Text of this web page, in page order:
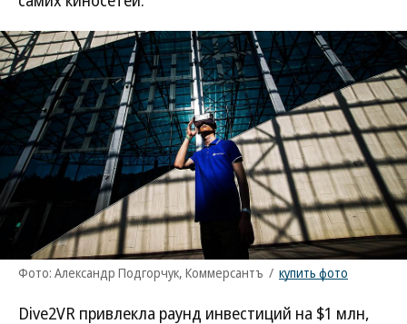
Фото: Александр Подгорчук, Коммерсантъ / купить фото
Dive2VR привлекла раунд инвестиций на $1 млн,